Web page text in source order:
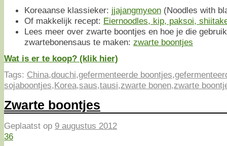
Koreaanse klassieker: jjajangmyeon (Noodles with
Of makkelijk recept: Eiernoodles, kip, paksoi,
Lees meer over zwarte boontjes en hoe je die
zwartebonensaus te maken: zwarte boontjes
Wat is er te koop? (klik hier)
Tags: China,douchi,gefermenteerde boontjes,
sojaboontjes,Korea,saus,tausi,zwarte bonen,zwarte
Zwarte boontjes
Geplaatst op 9 augustus 2012
36